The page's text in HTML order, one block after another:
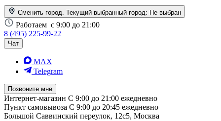
Сменить город. Текущий выбранный город: Не выбран
Работаем с 9:00 до 21:00
8 (495) 225-99-22
Чат
MAX
Telegram
Позвоните мне
Интернет-магазин С 9:00 до 21:00 ежедневно
Пункт самовывоза С 9:00 до 20:45 ежедневно
Большой Саввинский переулок, 12с5, Москва